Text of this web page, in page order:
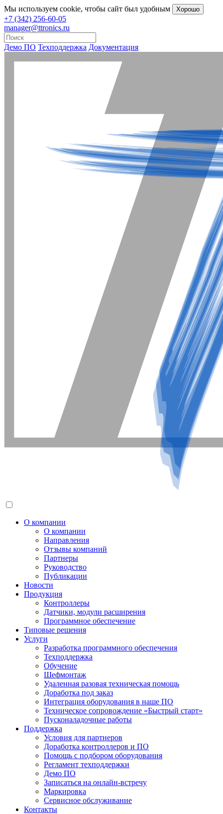
Мы используем cookie, чтобы сайт был удобным Хорошо
+7 (342) 256-60-05
manager@ttronics.ru
Демо ПО Техподдержка Документация
О компании
О компании
Направления
Отзывы компаний
Партнеры
Руководство
Публикации
Новости
Продукция
Контроллеры
Датчики, модули расширения
Программное обеспечение
Типовые решения
Услуги
Разработка программного обеспечения
Техподдержка
Обучение
Шефмонтаж
Удаленная разовая техническая помощь
Доработка под заказ
Интеграция оборудования в наше ПО
Техническое сопровождение «Быстрый старт»
Пусконаладочные работы
Поддержка
Условия для партнеров
Доработка контроллеров и ПО
Помощь с подбором оборудования
Регламент техподдержки
Демо ПО
Записаться на онлайн-встречу
Маркировка
Сервисное обслуживание
Контакты